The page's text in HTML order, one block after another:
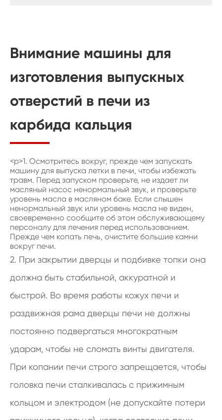
Внимание машины для
изготовления выпускных
отверстий в печи из
карбида кальция
<р>1. Осмотритесь вокруг, прежде чем запускать
машину для выпуска летки в печи, чтобы избежать
травм. Перед запуском проверьте, не издает ли
масляный насос ненормальный звук, и проверьте
уровень масла в масляном баке. Если слышен
ненормальный звук или уровень масла не виден,
своевременно сообщите об этом обслуживающему
персоналу для лечения перед использованием.
Прежде чем копать печь, очистите большие камни
вокруг печи.
2. При закрытии дверцы и подбивке топки она
должна быть стабильной, аккуратной и
быстрой. Во время работы кожух печи и
раздвижная рама дверцы печи не должны
постоянно подвергаться многократным
ударам, чтобы не сломать винты двигателя.
При копании печи строго запрещается, чтобы
головка печи сталкивалась с прижимным
кольцом и электродом (не допускайте потери